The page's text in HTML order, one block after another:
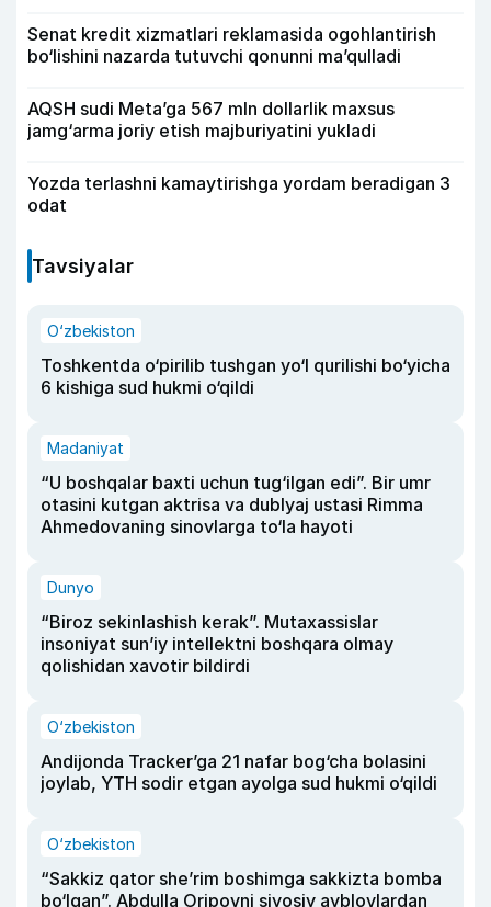
Senat kredit xizmatlari reklamasida ogohlantirish
bo‘lishini nazarda tutuvchi qonunni ma’qulladi
AQSH sudi Meta’ga 567 mln dollarlik maxsus
jamg‘arma joriy etish majburiyatini yukladi
Yozda terlashni kamaytirishga yordam beradigan 3
odat
Tavsiyalar
O‘zbekiston
Toshkentda o‘pirilib tushgan yo‘l qurilishi bo‘yicha
6 kishiga sud hukmi o‘qildi
Madaniyat
“U boshqalar baxti uchun tug‘ilgan edi”. Bir umr
otasini kutgan aktrisa va dublyaj ustasi Rimma
Ahmedovaning sinovlarga to‘la hayoti
Dunyo
“Biroz sekinlashish kerak”. Mutaxassislar
insoniyat sun’iy intellektni boshqara olmay
qolishidan xavotir bildirdi
O‘zbekiston
Andijonda Tracker’ga 21 nafar bog‘cha bolasini
joylab, YTH sodir etgan ayolga sud hukmi o‘qildi
O‘zbekiston
“Sakkiz qator she’rim boshimga sakkizta bomba
bo‘lgan”. Abdulla Oripovni siyosiy ayblovlardan